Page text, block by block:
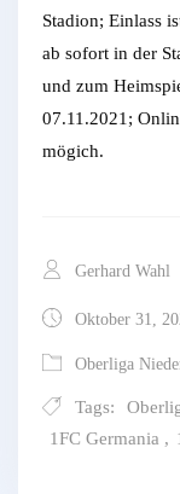
Stadion; Einlass
ab sofort in der
und zum
07.11.2021;
mögich.
Gerhard Wahl
Oktober 31,
Oberliga
Tags:
1FC Germania ,